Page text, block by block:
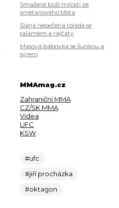
Smažené boží milosti ze
smetanového těsta
Slaná nepečená roláda se
salámem a rajčaty
Masová bábovka se šunkou a
sýrem
MMAmag.cz
Zahraniční MMA
CZ/SK MMA
Videa
UFC
KSW
#ufc
#jiří procházka
#oktagon